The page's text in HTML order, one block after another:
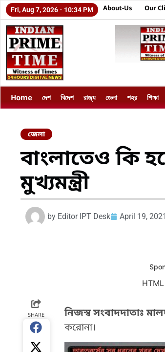
Fri, Aug 7, 2026 - 10:34 PM About-Us Our
Home দেশ বিদেশ রাজ্য জেলা শহর শিক্ষা
জেলা
বাংলাতেও কি
মুখ্যমন্ত্রী
by Editor IPT Desk April 19, 2021
SHARE নিজস্ব সংবাদদাতাঃ
করোনা।
HTML / JS